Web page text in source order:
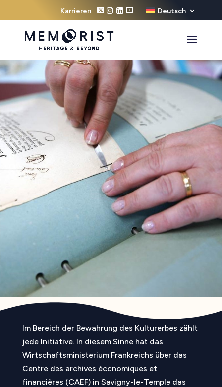
Karrieren Deutsch
Im Bereich der Bewahrung des Kulturerbes zählt
jede Initiative. In diesem Sinne hat das
Wirtschaftsministerium Frankreichs über das
Centre des archives économiques et
financières (CAEF) in Savigny-le-Temple das